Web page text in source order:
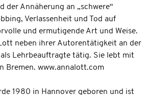
der Annäherung an „schwere“
Verlassenheit und Tod auf
und ermutigende Art und Weise.
neben ihrer Autorentätigkeit an der
Lehrbeauftragte tätig. Sie lebt mit
Bremen. www.annalott.com
1980 in Hannover geboren und ist